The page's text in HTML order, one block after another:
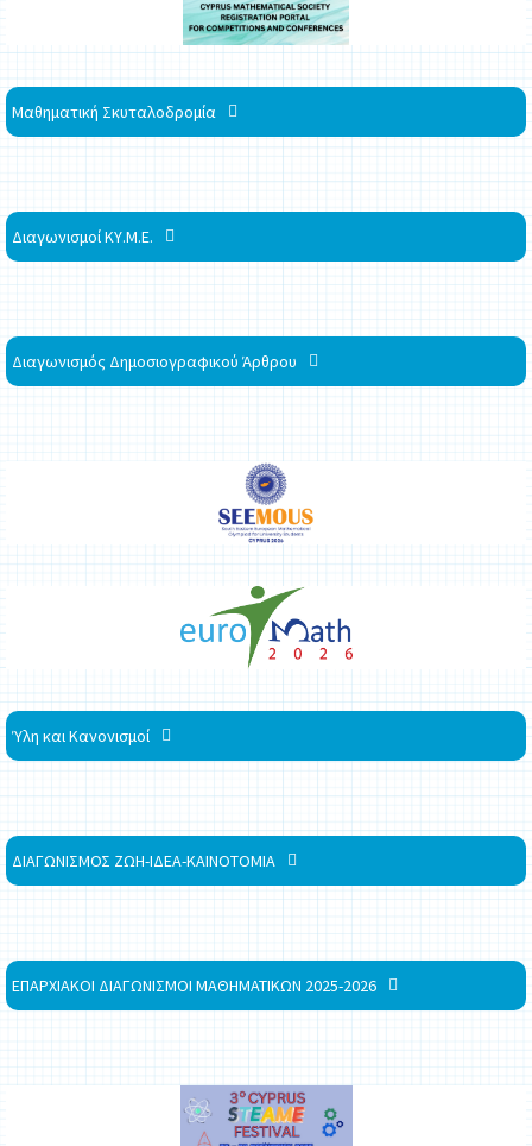
Μαθηματική Σκυταλοδρομία
Διαγωνισμοί ΚΥ.Μ.Ε.
Διαγωνισμός Δημοσιογραφικού Άρθρου
Ύλη και Κανονισμοί
ΔΙΑΓΩΝΙΣΜΟΣ ΖΩΗ-ΙΔΕΑ-ΚΑΙΝΟΤΟΜΙΑ
ΕΠΑΡΧΙΑΚΟΙ ΔΙΑΓΩΝΙΣΜΟΙ ΜΑΘΗΜΑΤΙΚΩΝ 2025-2026